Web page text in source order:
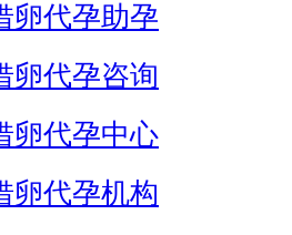
卵代孕助孕
卵代孕咨询
卵代孕中心
卵代孕机构